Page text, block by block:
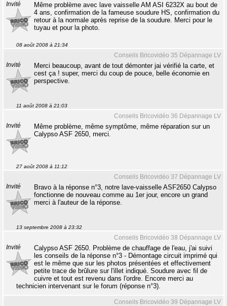
Invité
Même problème avec lave vaisselle AM ASI 6232X au bout de
4 ans, confirmation de la fameuse soudure HS, confirmation du
retour à la normale après reprise de la soudure. Merci pour le
tuyau et pour la photo.
08 août 2008 à 21:34
Conseils Bricovidéo 35 Dépannage LV
Invité
Merci beaucoup, avant de tout démonter jai vérifié la carte, et
cest ça ! super, merci du coup de pouce, belle économie en
perspective.
11 août 2008 à 21:03
Conseils Bricovidéo 36 Dépannage LV
Invité
Même problème, même symptôme, même réparation sur un
Calypso ASF 2650, merci.
27 août 2008 à 11:12
Conseils Bricovidéo 37 Dépannage LV
Invité
Bravo à la réponse n°3, notre lave-vaisselle ASF2650 Calypso
fonctionne de nouveau comme au 1er jour, encore un grand
merci à l'auteur de la réponse.
13 septembre 2008 à 23:32
Conseils Bricovidéo 38 Dépannage LV
Invité
Calypso ASF 2650. Problème de chauffage de l'eau, j'ai suivi
les conseils de la réponse n°3 - Démontage circuit imprimé qui
est le même que sur les photos présentées et effectivement
petite trace de brûlure sur l'illet indiqué. Soudure avec fil de
cuivre et tout est revenu dans l'ordre. Encore merci au
technicien intervenant sur le forum (réponse n°3).
Conseils Bricovidéo 39 Dépannage LV